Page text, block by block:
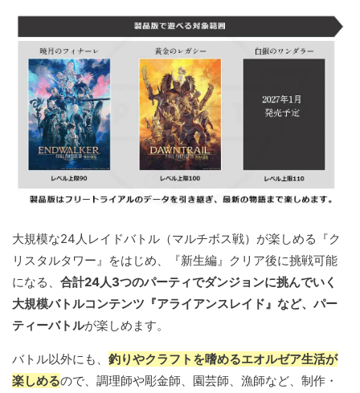
大規模な24人レイドバトル（マルチボス戦）が楽しめる『ク
リスタルタワー』をはじめ、『新生編』クリア後に挑戦可能
になる、 合計24人3つのパーティでダンジョンに挑んでいく
大規模バトルコンテンツ『アライアンスレイド』など、パー
ティーバトルが楽しめます。
バトル以外にも、 釣りやクラフトを嗜めるエオルゼア生活が
楽しめるので、調理師や彫金師、園芸師、漁師など、制作・